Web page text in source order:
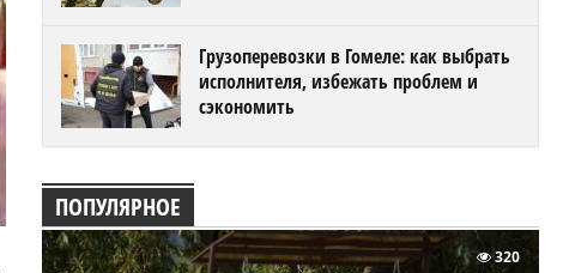
Грузоперевозки в Гомеле: как выбрать
исполнителя, избежать проблем и
сэкономить
ПОПУЛЯРНОЕ
320